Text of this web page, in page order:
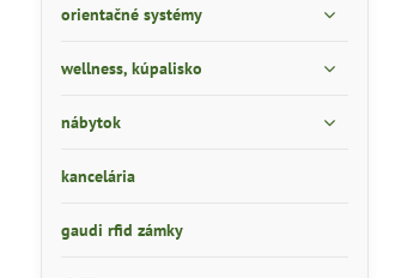
orientačné systémy
wellness, kúpalisko
nábytok
kancelária
gaudi rfid zámky